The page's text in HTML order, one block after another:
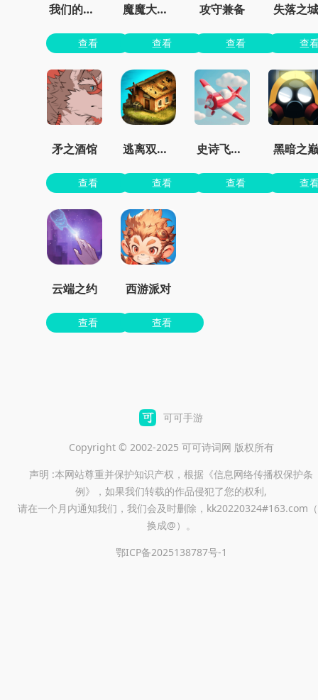
我们的世界
查看
魔魔大冒险官方正版
查看
攻守兼备
查看
失落之城
查
矛之酒馆
查看
逃离双塔湾
查看
史诗飞机进化
查看
黑暗之巅
查
云端之约
查看
西游派对
查看
可可手游
Copyright © 2002-2025 可可诗词网 版权所有
声明 :本网站尊重并保护知识产权，根据《信息网络传播权保护条
例》，如果我们转载的作品侵犯了您的权利,
请在一个月内通知我们，我们会及时删除，kk20220324#163.com
换成@）。
鄂ICP备2025138787号-1